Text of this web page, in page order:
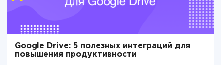
Google Drive: 5 полезных интеграций для
повышения продуктивности